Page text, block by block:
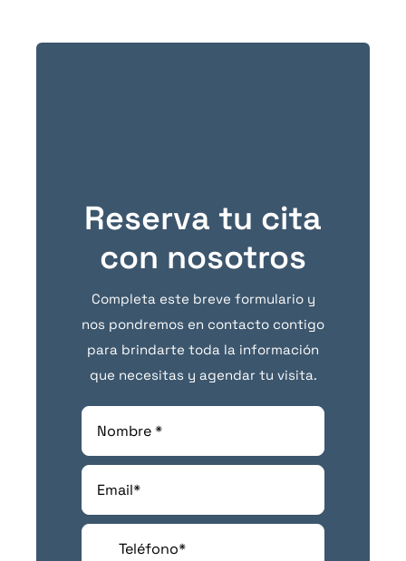
Reserva tu cita
con nosotros
Completa este breve formulario y
nos pondremos en contacto contigo
para brindarte toda la información
que necesitas y agendar tu visita.